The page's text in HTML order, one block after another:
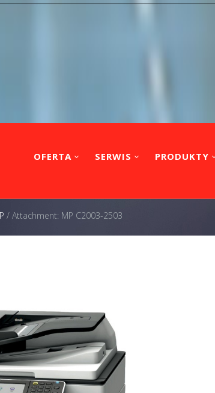
OFERTA SERWIS PRODUKTY
/ Attachment: MP C2003-2503